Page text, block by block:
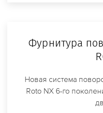
Фурнитура
Новая система
Roto NX 6-го